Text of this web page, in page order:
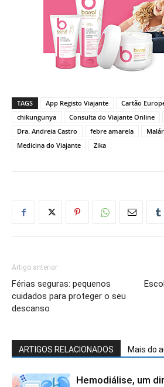
TAGS App Registo Viajante
Cartão
chikungunya
Consulta do Viajante Online
Dra. Andreia Castro
febre amarela
Medicina do Viajante
Zika
Artigo anterior
Férias seguras: pequenos
cuidados para proteger o seu
descanso
ARTIGOS RELACIONADOS Mais do
Hemodiálise, um